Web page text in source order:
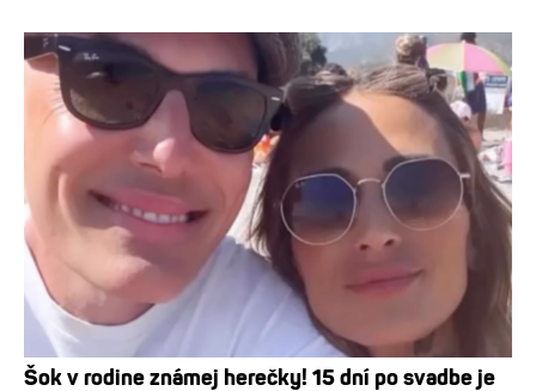
Šok v rodine známej herečky! 15 dní po svadbe je